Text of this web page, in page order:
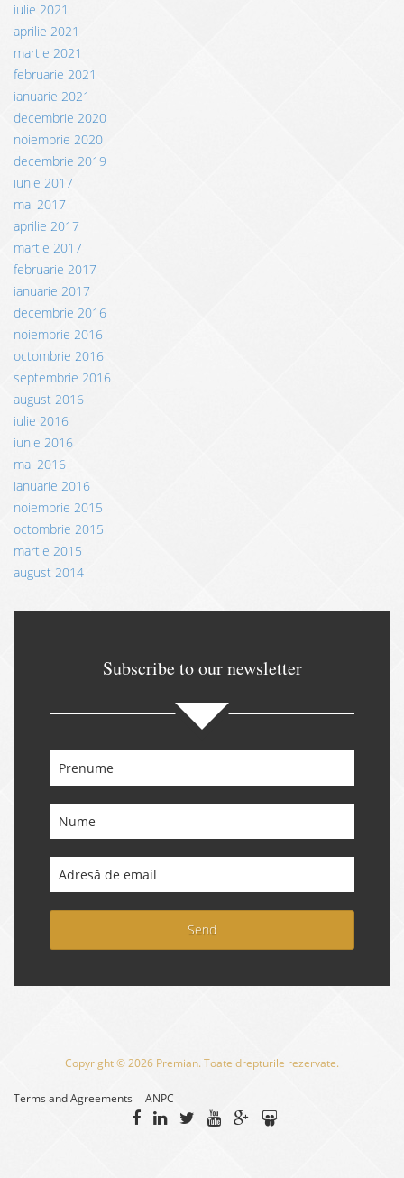
iulie 2021
aprilie 2021
martie 2021
februarie 2021
ianuarie 2021
decembrie 2020
noiembrie 2020
decembrie 2019
iunie 2017
mai 2017
aprilie 2017
martie 2017
februarie 2017
ianuarie 2017
decembrie 2016
noiembrie 2016
octombrie 2016
septembrie 2016
august 2016
iulie 2016
iunie 2016
mai 2016
ianuarie 2016
noiembrie 2015
octombrie 2015
martie 2015
august 2014
Subscribe to our newsletter
Send
Copyright © 2026 Premian. Toate drepturile rezervate.
Terms and Agreements ANPC